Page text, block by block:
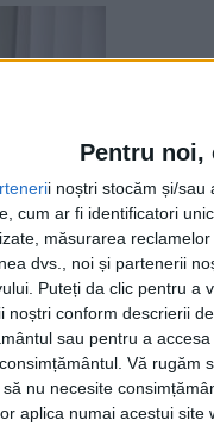
Pentru noi,
i noștri stocăm și/sau
cum ar fi identificatori
măsurarea
dvs., noi și partenerii
Puteți da clic pentru a
noștri conform descrierii
sau pentru a
Vă rugăm
să nu necesite
aplica numai acestui
ale